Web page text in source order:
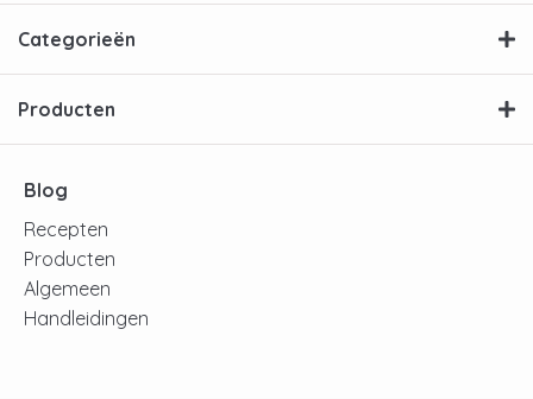
Categorieën
Producten
Blog
Recepten
Producten
Algemeen
Handleidingen